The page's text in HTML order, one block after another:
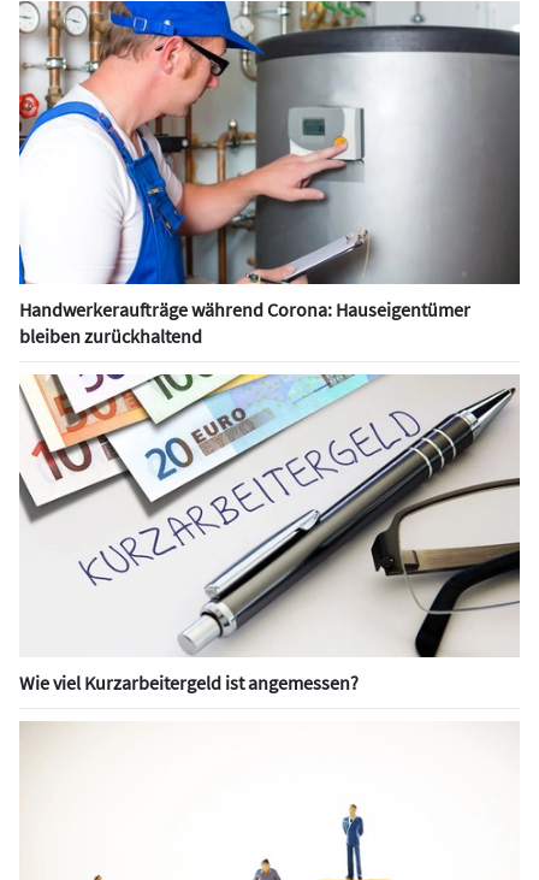
Handwerkeraufträge während Corona: Hauseigentümer
bleiben zurückhaltend
Wie viel Kurzarbeitergeld ist angemessen?